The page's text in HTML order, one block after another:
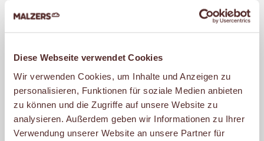
Diese Webseite verwendet Cookies
Wir verwenden Cookies, um Inhalte und Anzeigen zu
personalisieren, Funktionen für soziale Medien anbieten
zu können und die Zugriffe auf unsere Website zu
analysieren. Außerdem geben wir Informationen zu Ihrer
Verwendung unserer Website an unsere Partner für
EDEKA DRILLER
– schließt um 21:00 Uhr.
MALZERS BACKSTUBE IM
REWE IHR KAUFPARK